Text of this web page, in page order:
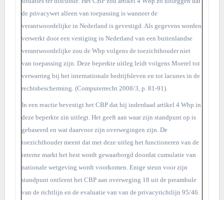
de privacywet alleen van toepassing is wanneer de
verantwoordelijke in Nederland is gevestigd. Als gegevens worden
verwerkt door een vestiging in Nederland van een buitenlandse
verantwoordelijke zou de Wbp volgens de toezichthouder niet
van toepassing zijn. Deze beperkte uitleg leidt volgens Moerel tot
verwarring bij het internationale bedrijfsleven en tot lacunes in de
rechtsbescherming. (Computerrecht 2008/3, p. 81-91).
In een reactie bevestigt het CBP dat hij inderdaad artikel 4 Wbp in
deze beperkte zin uitlegt. Het geeft aan waar zijn standpunt op is
gebaseerd en wat daarvoor zijn overwegingen zijn. De
toezichthouder meent dat met deze uitleg het functioneren van de
interne markt het best wordt gewaarborgd doordat cumulatie van
nationale wetgeving wordt voorkomen. Enige steun voor zijn
standpunt ontleent het CBP aan overweging 18 uit de preambule
van de richtlijn en de evaluatie van van de privacyrichtlijn 95/46.